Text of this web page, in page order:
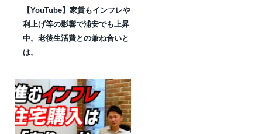
【YouTube】家賃もインフレや
利上げ等の影響で浦安でも上昇
中。老後生活費との兼ね合いと
は。